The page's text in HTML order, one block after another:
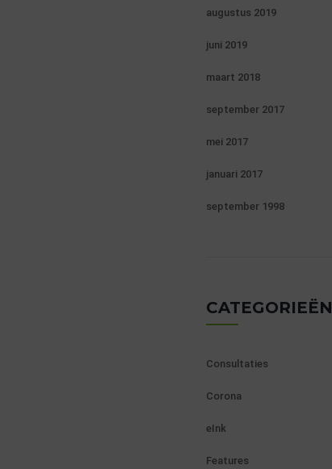
augustus 2019
juni 2019
maart 2018
september 2017
mei 2017
januari 2017
september 1998
CATEGORIEËN
Consultaties
Corona
eInk
Features